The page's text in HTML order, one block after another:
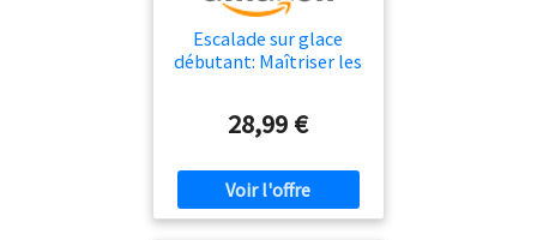
Escalade sur glace
débutant: Maîtriser les
28,99 €